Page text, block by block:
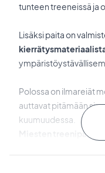
tunteen treeneissä ja
Lisäksi paita on
Polossa on ilmareiät
auttavat pitämään
kuumuudessa.
Miesten treenipaita